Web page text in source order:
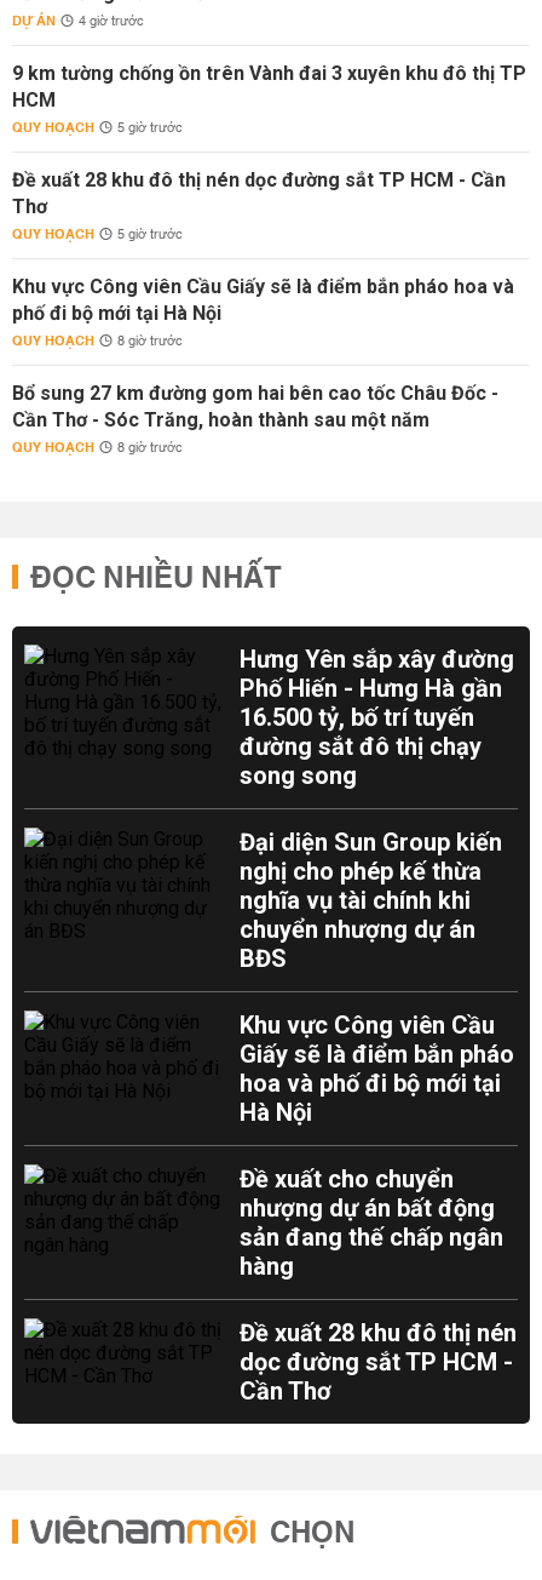
DỰ ÁN 4 giờ trước
9 km tường chống ồn trên Vành đai 3 xuyên khu đô thị TP
HCM
QUY HOẠCH 5 giờ trước
Đề xuất 28 khu đô thị nén dọc đường sắt TP HCM - Cần
Thơ
QUY HOẠCH 5 giờ trước
Khu vực Công viên Cầu Giấy sẽ là điểm bắn pháo hoa và
phố đi bộ mới tại Hà Nội
QUY HOẠCH 8 giờ trước
Bổ sung 27 km đường gom hai bên cao tốc Châu Đốc -
Cần Thơ - Sóc Trăng, hoàn thành sau một năm
QUY HOẠCH 8 giờ trước
ĐỌC NHIỀU NHẤT
Hưng Yên sắp xây đường
Phố Hiến - Hưng Hà gần
16.500 tỷ, bố trí tuyến
đường sắt đô thị chạy
song song
Đại diện Sun Group kiến
nghị cho phép kế thừa
nghĩa vụ tài chính khi
chuyển nhượng dự án
BĐS
Khu vực Công viên Cầu
Giấy sẽ là điểm bắn pháo
hoa và phố đi bộ mới tại
Hà Nội
Đề xuất cho chuyển
nhượng dự án bất động
sản đang thế chấp ngân
hàng
Đề xuất 28 khu đô thị nén
dọc đường sắt TP HCM -
Cần Thơ
CHỌN